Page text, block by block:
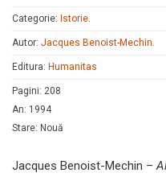
Categorie: Istorie.
Autor: Jacques Benoist-Mechin.
Editura: Humanitas
Pagini: 208
An: 1994
Stare: Nouă
Jacques Benoist-Mechin –